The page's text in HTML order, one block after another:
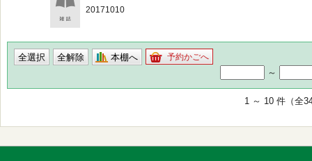
20171010
本棚へ 予約かごへ
～
1 ～ 10 件（全